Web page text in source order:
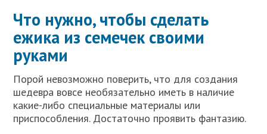
Что нужно, чтобы сделать
ежика из семечек своими
руками
Порой невозможно поверить, что для создания
шедевра вовсе необязательно иметь в наличие
какие-либо специальные материалы или
приспособления. Достаточно проявить фантазию.